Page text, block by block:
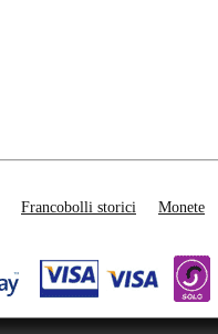
Francobolli storici
Monete